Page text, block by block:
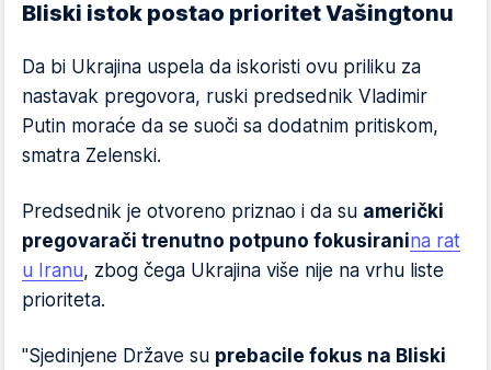
Bliski istok postao prioritet Vašingtonu
Da bi Ukrajina uspela da iskoristi ovu priliku za
nastavak pregovora, ruski predsednik Vladimir
Putin moraće da se suoči sa dodatnim pritiskom,
smatra Zelenski.
Predsednik je otvoreno priznao i da su američki
pregovarači trenutno potpuno fokusiranina rat
u Iranu, zbog čega Ukrajina više nije na vrhu liste
prioriteta.
"Sjedinjene Države su prebacile fokus na Bliski